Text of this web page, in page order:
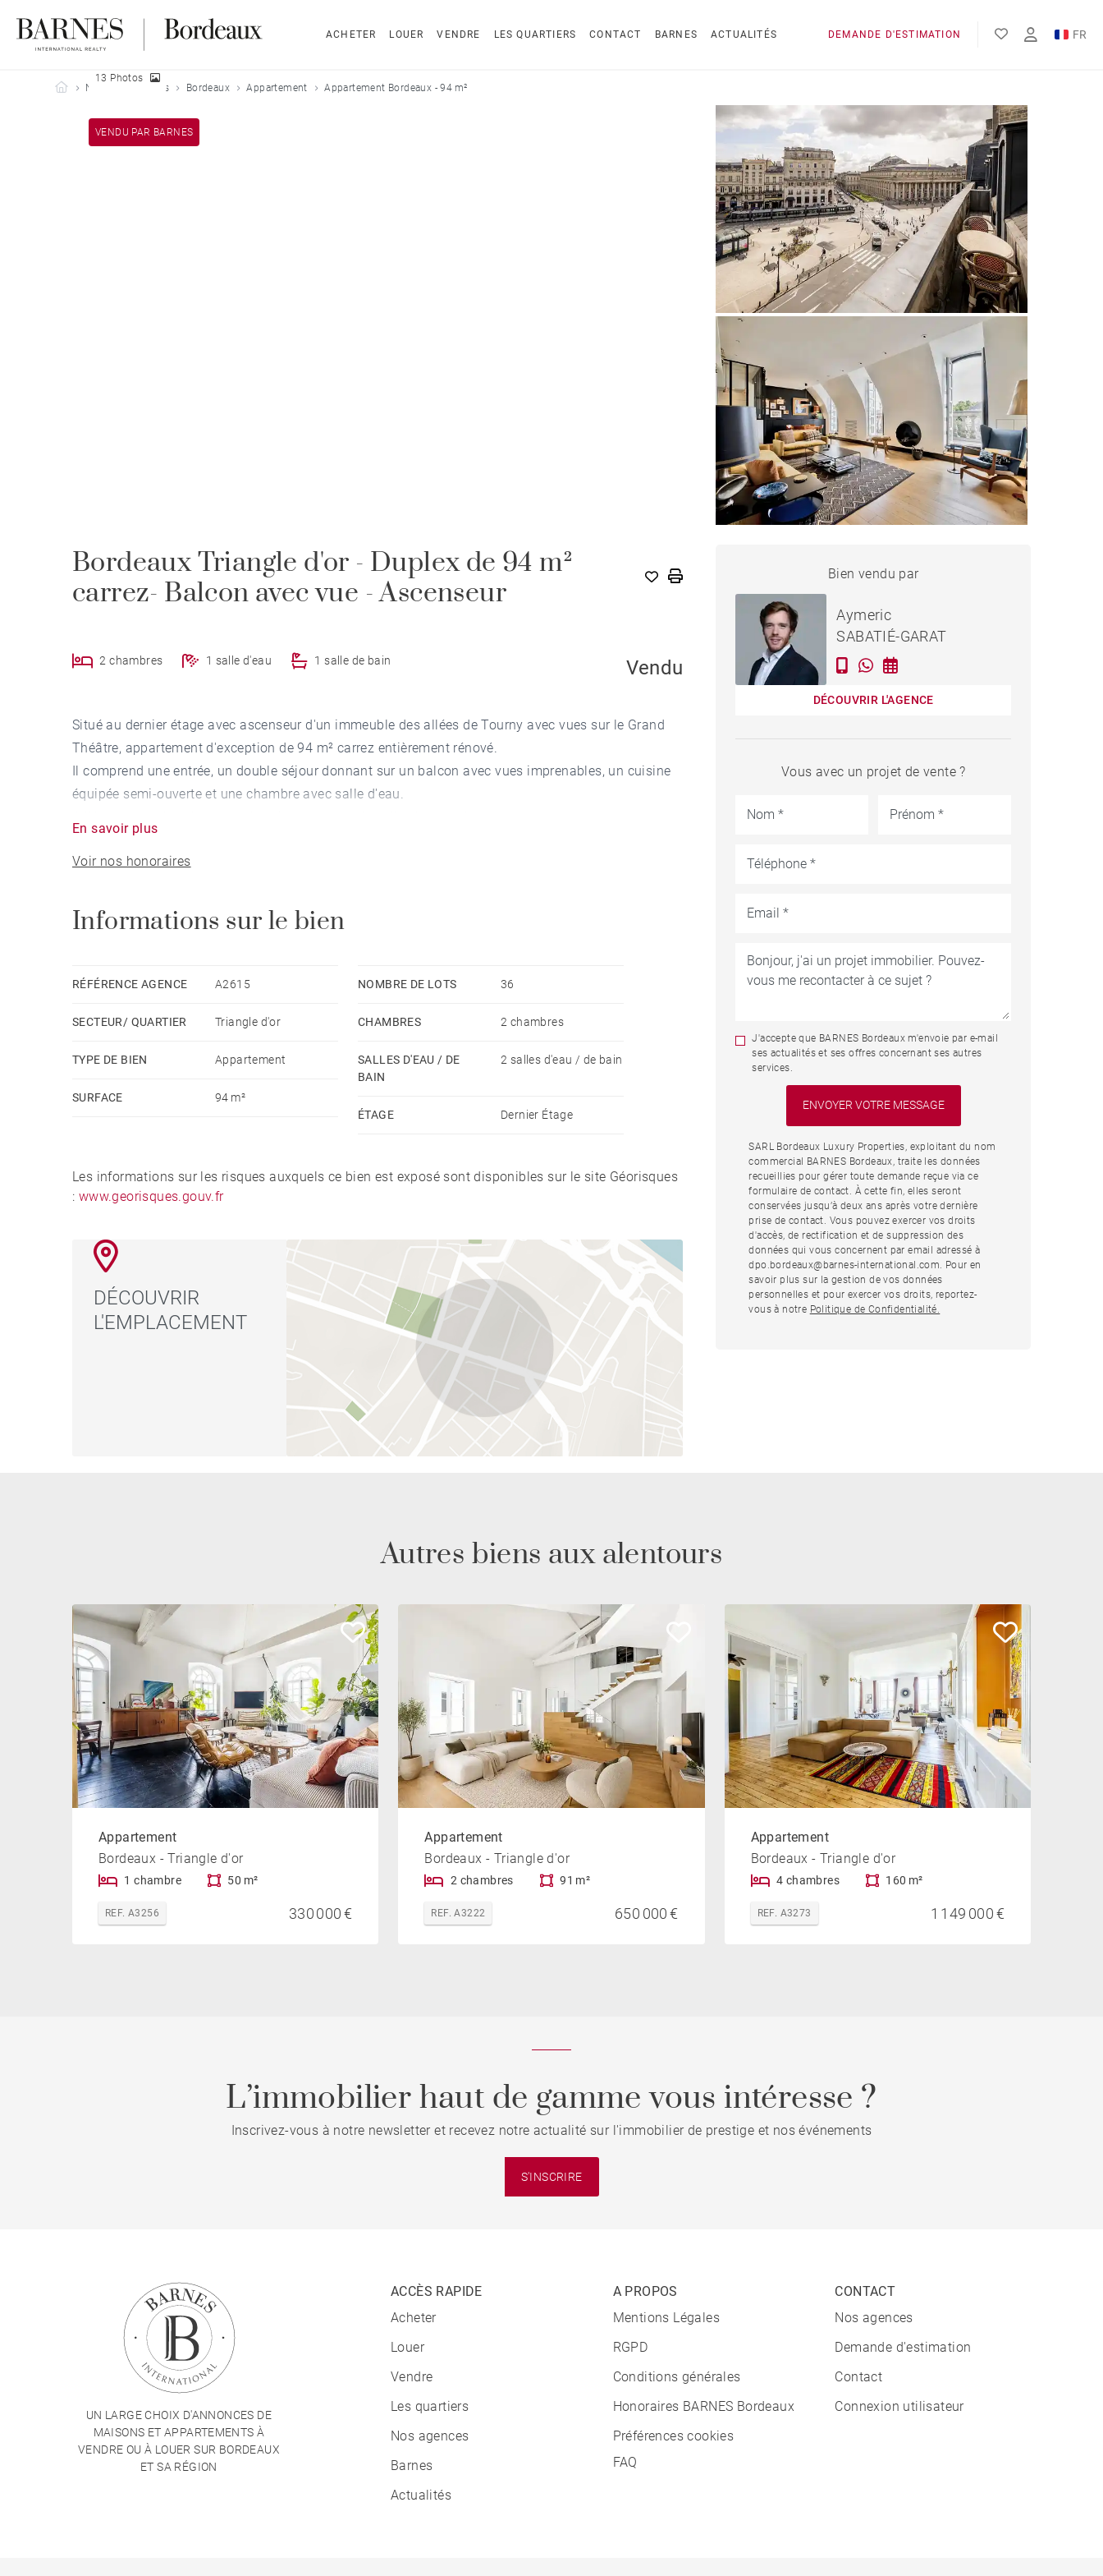
ACHETER LOUER VENDRE LES QUARTIERS CONTACT BARNES ACTUALITÉS DEMANDE D'ESTIMATION
FR
Barnes Bordeaux
Nos biens vendus Bordeaux Appartement Appartement Bordeaux - 94 m²
VENDU PAR BARNES
13 Photos
Bordeaux Triangle d'or - Duplex de 94 m²
carrez- Balcon avec vue - Ascenseur
2 chambres 1 salle d'eau 1 salle de bain Vendu
Situé au dernier étage avec ascenseur d'un immeuble des allées de Tourny avec vues sur le Grand
Théâtre, appartement d'exception de 94 m² carrez entièrement rénové.
Il comprend une entrée, un double séjour donnant sur un balcon avec vues imprenables, un cuisine
équipée semi-ouverte et une chambre avec salle d'eau.
L'appartement est climatisé et peut être vendu meublé.
Une cave complète ce bien.
En savoir plus
Voir nos honoraires
Informations sur le bien
RÉFÉRENCE AGENCE A2615
SECTEUR/ QUARTIER Triangle d'or
TYPE DE BIEN Appartement
SURFACE 94 m²
NOMBRE DE LOTS 36
CHAMBRES 2 chambres
SALLES D'EAU / DE
BAIN
2 salles d'eau / de bain
ÉTAGE Dernier Étage
Les informations sur les risques auxquels ce bien est exposé sont disponibles sur le site Géorisques
: www.georisques.gouv.fr
DÉCOUVRIR
L'EMPLACEMENT
APPARTEMENT BORDEAUX
- 94 M²
Bien vendu par
Aymeric
SABATIÉ-GARAT
DÉCOUVRIR L'AGENCE
Vous avec un projet de vente ?
J'accepte que BARNES Bordeaux m'envoie par e-mail
ses actualités et ses offres concernant ses autres
services.
SARL Bordeaux Luxury Properties, exploitant du nom
commercial BARNES Bordeaux, traite les données
recueillies pour gérer toute demande reçue via ce
formulaire de contact. À cette fin, elles seront
conservées jusqu’à deux ans après votre dernière
prise de contact. Vous pouvez exercer vos droits
d'accès, de rectification et de suppression des
données qui vous concernent par email adressé à
dpo.bordeaux@barnes-international.com. Pour en
savoir plus sur la gestion de vos données
personnelles et pour exercer vos droits, reportez-
vous à notre Politique de Confidentialité.
Autres biens aux alentours
Appartement
Bordeaux - Triangle d'or
1 chambre 50 m²
REF. A3256 330 000 €
Appartement
Bordeaux - Triangle d'or
2 chambres 91 m²
REF. A3222 650 000 €
Appartement
Bordeaux - Triangle d'or
4 chambres 160 m²
REF. A3273 1 149 000 €
L’immobilier haut de gamme vous intéresse ?
Inscrivez-vous à notre newsletter et recevez notre actualité sur l'immobilier de prestige et nos événements
S'INSCRIRE
UN LARGE CHOIX D'ANNONCES DE
MAISONS ET APPARTEMENTS À
VENDRE OU À LOUER SUR BORDEAUX
ET SA RÉGION
ACCÈS RAPIDE
Acheter
Louer
Vendre
Les quartiers
Nos agences
Barnes
Actualités
A PROPOS
Mentions Légales
RGPD
Conditions générales
Honoraires BARNES Bordeaux
Préférences cookies
FAQ
CONTACT
Nos agences
Demande d'estimation
Contact
Connexion utilisateur